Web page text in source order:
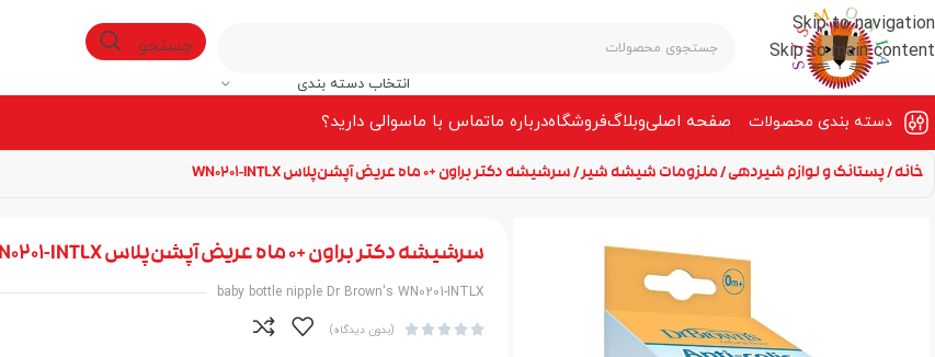
Skip to navigation
Skip to main content
انتخاب دسته بندی
جستجو
دسته بندی محصولات صفحه‌ اصلیوبلاگفروشگاهدرباره ماتماس با ماسوالی دارید؟
خانه پستانک و لوازم شیردهی ملزومات شیشه شیر سرشیشه دکتر براون +0 ماه عریض آپشن‌پلاس WN0201-INTLX
سرشیشه دکتر براون +0 ماه عریض آپشن‌پلاس WN0201-INTLX
baby bottle nipple Dr Brown's WN0201-INTLX




 (بدون دیدگاه)